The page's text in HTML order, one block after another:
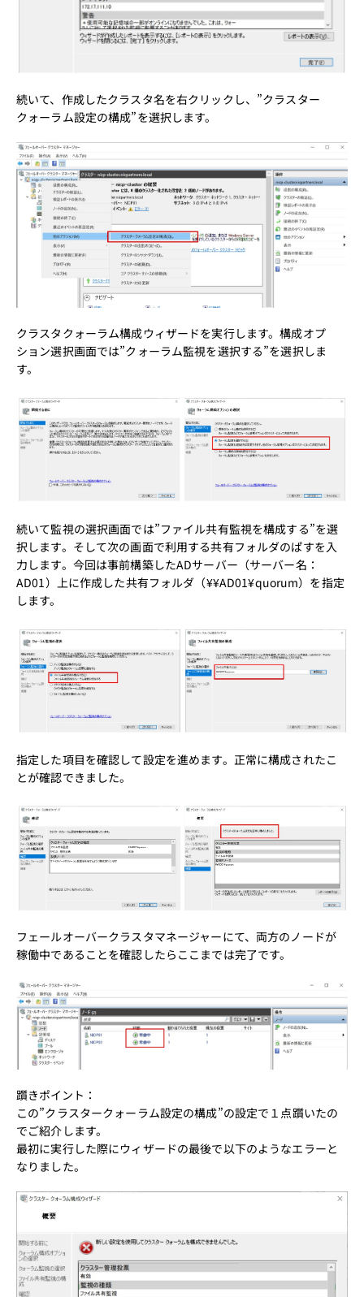
続いて、作成したクラスタ名を右クリックし、”クラスター
クォーラム設定の構成”を選択します。
クラスタクォーラム構成ウィザードを実行します。構成オプ
ション選択画面では”クォーラム監視を選択する”を選択しま
す。
続いて監視の選択画面では”ファイル共有監視を構成する”を選
択します。そして次の画面で利用する共有フォルダのぱすを入
力します。今回は事前構築したADサーバー（サーバー名：
AD01）上に作成した共有フォルダ（¥¥AD01¥quorum）を指定
します。
指定した項目を確認して設定を進めます。正常に構成されたこ
とが確認できました。
フェールオーバークラスタマネージャーにて、両方のノードが
稼働中であることを確認したらここまでは完了です。
躓きポイント：
この”クラスタークォーラム設定の構成”の設定で１点躓いたの
でご紹介します。
最初に実行した際にウィザードの最後で以下のようなエラーと
なりました。